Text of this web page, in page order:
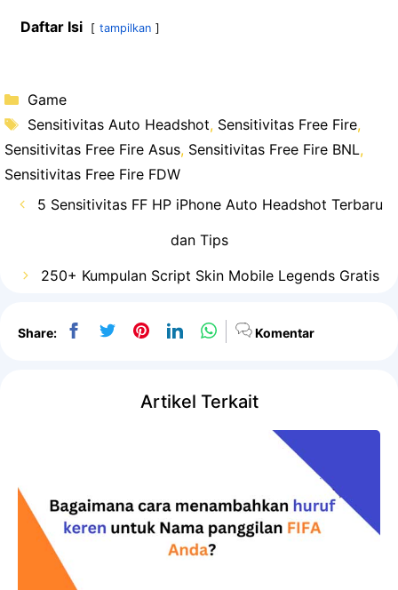
Daftar Isi tampilkan
Kategori
Game
Tag
Sensitivitas Auto Headshot, Sensitivitas Free Fire,
Sensitivitas Free Fire Asus, Sensitivitas Free Fire BNL,
Sensitivitas Free Fire FDW
5 Sensitivitas FF HP iPhone Auto Headshot Terbaru
dan Tips
250+ Kumpulan Script Skin Mobile Legends Gratis
Share: Komentar
Artikel Terkait